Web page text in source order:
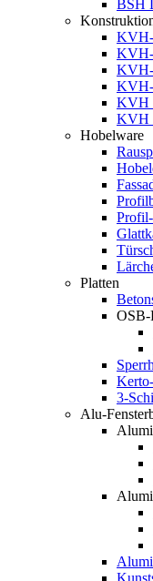
BSH
KVH-
KVH-
KVH
KVH
Hobelware
Platten
OSB-
3-
Alu-